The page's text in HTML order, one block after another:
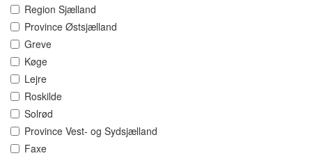
Region Sjælland
Province Østsjælland
Greve
Køge
Lejre
Roskilde
Solrød
Province Vest- og Sydsjælland
Faxe